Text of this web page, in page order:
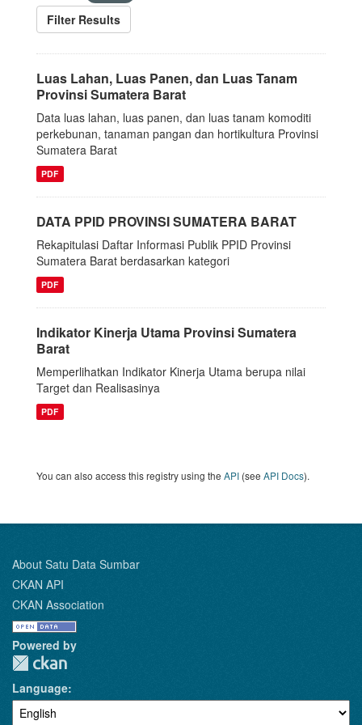
Filter Results
Luas Lahan, Luas Panen, dan Luas Tanam
Provinsi Sumatera Barat
Data luas lahan, luas panen, dan luas tanam komoditi
perkebunan, tanaman pangan dan hortikultura Provinsi
Sumatera Barat
PDF
DATA PPID PROVINSI SUMATERA BARAT
Rekapitulasi Daftar Informasi Publik PPID Provinsi
Sumatera Barat berdasarkan kategori
PDF
Indikator Kinerja Utama Provinsi Sumatera
Barat
Memperlihatkan Indikator Kinerja Utama berupa nilai
Target dan Realisasinya
PDF
You can also access this registry using the API (see API Docs).
About Satu Data Sumbar
CKAN API
CKAN Association
Powered by
Language